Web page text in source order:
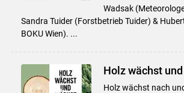
Wadsak
Sandra Tuider (Forstbetrieb Tuider) &
BOKU Wien). ...
Holz wächst
Holz wächst nach